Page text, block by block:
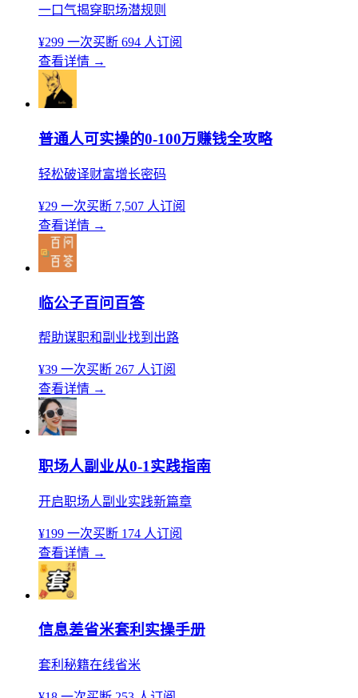
一口气揭穿职场潜规则
¥299 一次买断 694 人订阅
查看详情 →
普通人可实操的0-100万赚钱全攻略
轻松破译财富增长密码
¥29 一次买断 7,507 人订阅
查看详情 →
临公子百问百答
帮助谋职和副业找到出路
¥39 一次买断 267 人订阅
查看详情 →
职场人副业从0-1实践指南
开启职场人副业实践新篇章
¥199 一次买断 174 人订阅
查看详情 →
信息差省米套利实操手册
套利秘籍在线省米